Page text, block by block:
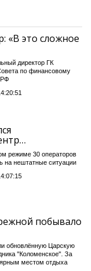
«В это сложное
директор ГК
по финансовому
РФ
режиме 30 операторов
на нештатные ситуации
побывало
обновлённую Царскую
"Коломенское". За
местом отдыха